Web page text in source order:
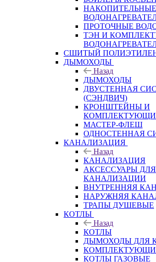
НАКОПИТЕЛЬНЫЕ
ПРОТОЧНЫЕ
ТЭН И
СШИТЫЙ
ДЫМОХОДЫ
Назад
ДЫМОХОДЫ
ДВУСТЕННАЯ
(СЭНДВИЧ)
КРОНШТЕЙНЫ И
МАСТЕР-ФЛЕШ
ОДНОСТЕННАЯ
КАНАЛИЗАЦИЯ
Назад
КАНАЛИЗАЦИЯ
АКСЕССУАРЫ ДЛЯ
КАНАЛИЗАЦИИ
ВНУТРЕННЯЯ
НАРУЖНЯЯ
ТРАПЫ ДУШЕВЫЕ
КОТЛЫ
Назад
КОТЛЫ
ДЫМОХОДЫ ДЛЯ
КОТЛЫ ГАЗОВЫЕ